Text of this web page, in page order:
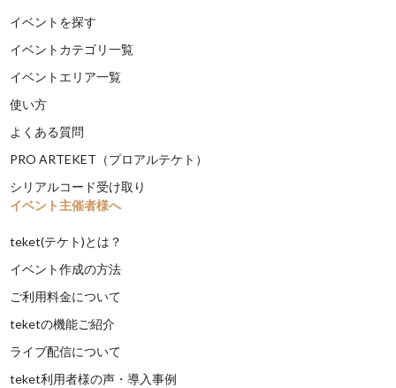
イベントを探す
イベントカテゴリ一覧
イベントエリア一覧
使い方
よくある質問
PRO ARTEKET（プロアルテケト）
シリアルコード受け取り
イベント主催者様へ
teket(テケト)とは？
イベント作成の方法
ご利用料金について
teketの機能ご紹介
ライブ配信について
teket利用者様の声・導入事例